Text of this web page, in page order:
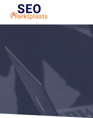
1. Seo
2.